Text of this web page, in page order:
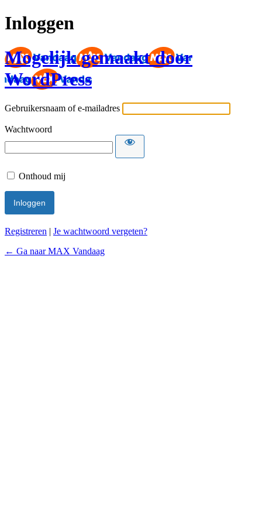
Inloggen
Mogelijk gemaakt door
WordPress
Gebruikersnaam of e-mailadres
Wachtwoord
Onthoud mij
Registreren | Je wachtwoord vergeten?
← Ga naar MAX Vandaag